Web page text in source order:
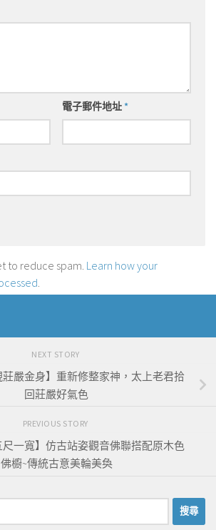
電子郵件地址*
to reduce spam. Learn how your
NEXT STORY
莊嚴金身】重新修整家神，太上老君拾
回莊嚴好氣色
PREVIOUS STORY
尺一寬】仿古站姿觀音佛聯搭配原木色
佛櫥~傳統古意美輪美奐